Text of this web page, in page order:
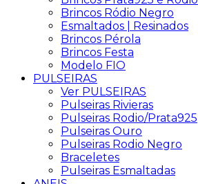
Brincos Ródio Negro
Esmaltados | Resinados
Brincos Pérola
Brincos Festa
Modelo FIO
PULSEIRAS
Ver PULSEIRAS
Pulseiras Rivieras
Pulseiras Rodio/Prata925
Pulseiras Ouro
Pulseiras Rodio Negro
Braceletes
Pulseiras Esmaltadas